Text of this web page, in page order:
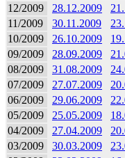
12/2009 28.12.2009
11/2009
30.11.2009
10/2009
26.10.2009
09/2009
28.09.2009
08/2009
31.08.2009
07/2009
27.07.2009
06/2009
29.06.2009
05/2009
25.05.2009
04/2009
27.04.2009
03/2009
30.03.2009